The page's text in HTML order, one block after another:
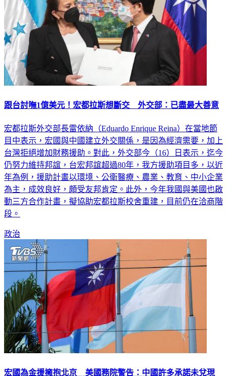
跟台討嘸1億美元！宏都拉斯想斷交 外交部：已盡最大善意
宏都拉斯外交部長雷依納（Eduardo Enrique Reina）在當地節
目中表示，宏國與中國建立外交關係，是因為經濟需要，加上
台灣拒絕增加財務援助。對此，外交部今（16）日表示，迄今
仍努力維持邦誼，台宏邦誼超過80年，我方援助項目多，以近
年為例，援助計畫以環境、公衛醫療、農業、教育、中小企業
為主，成效良好，頗受友邦肯定。此外，今年我國與美國也啟
動三方合作計畫，擬協助宏都拉斯校舍重建，目前仍在洽商階
段。
政治
宏國為金援擁抱北京 美國務院警告：中國許多承諾未兌現